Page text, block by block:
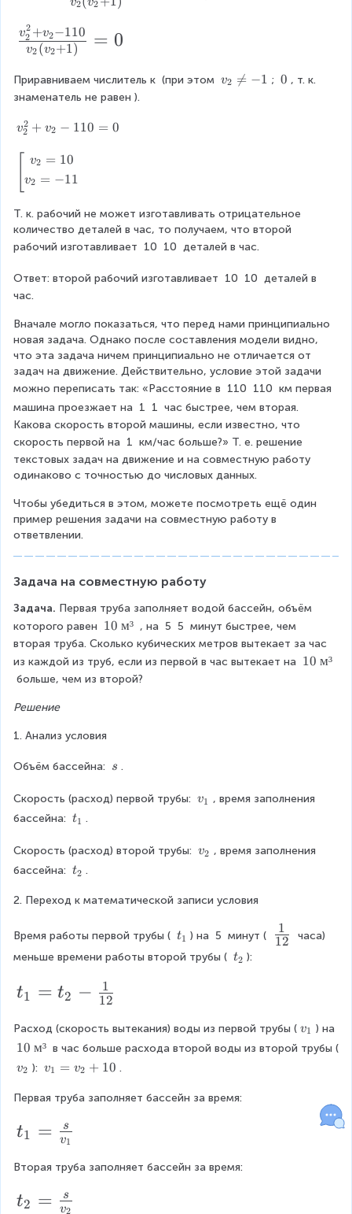
v
{
2
}
}
=
\f
r
a
c
{
1
1
0
}
{
v
_
{
2
}
}
-
1
{
1
0
}
{
_
{
2
}
+
1
}
^
{
/
v
_
{
2
}
}
-
\f
r
a
c
{
1
0
}
{
_
{
2
}
}
{
/
_
{
2
}
+
}
1
^
a
{
1
1
0
_
{
2
}
-
1
1
0
v
_
{
2
}
-
1
1
0
+
v
_
{
2
}
{
2
}
v
_
{
2
}
{
v
_
{
2
}
(
v
{
}
+
2 2
\f
a
c
{
{
2
}
^
{
2
}
+
v
_
{
2
}
-
1
1
0
}
{
v
_
{
2
(
v
_
2
}
+
1
)
=
0
v2 (v2+1)
v2
2 +v2−110 = 0
Приравниваем числитель к (при этом v
-
1
v2 
= −1 ; \
0 , т. к.
знаменатель не равен ).
v
{
}
^
{
2
}
v
_
{
2
}
-
1
1
0
=
0
v2
2 + v2 − 110 = 0
le
ft
[
\
b
e
i
n
{
g
a
t
h
e
r
e
d
}
v
{
2
}
=
0
\
\
v
_
{
2
=
1
\
\
e
d
{
a
h
e
r
d
\
ri
g
h
v2 = 10
v2 = −11
Т. к. рабочий не может изготавливать отрицательное
количество деталей в час, то получаем, что второй
рабочий изготавливает 10 10 деталей в час.
Ответ: второй рабочий изготавливает 10 10 деталей в
час.
Вначале могло показаться, что перед нами принципиально
новая задача. Однако после составления модели видно,
что эта задача ничем принципиально не отличается от
задач на движение. Действительно, условие этой задачи
можно переписать так: «Расстояние в 110 110 км первая
машина проезжает на 1 1 час быстрее, чем вторая.
Какова скорость второй машины, если известно, что
скорость первой на 1 км/час больше?» Т. е. решение
текстовых задач на движение и на совместную работу
одинаково с точностью до числовых данных.
Чтобы убедиться в этом, можете посмотреть ещё один
пример решения задачи на совместную работу в
ответвлении.
Задача на совместную работу
Задача. Первая труба заполняет водой бассейн, объём
которого равен 1
0
\
t
{
³
10 м³ , на 5 5 минут быстрее, чем
вторая труба. Сколько кубических метров вытекает за час
из каждой из труб, если из первой в час вытекает на 1
³
10 м³
больше, чем из второй?
Решение
1. Анализ условия
Объём бассейна: \
s
s .
Скорость (расход) первой трубы: v
v1
, время заполнения
бассейна: t
t1 .
Скорость (расход) второй трубы: v
v2 , время заполнения
бассейна: t
t2 .
2. Переход к математической записи условия
Время работы первой трубы ( t
₁
t1 ) на 5 минут (
\
c
{
12
1
часа)
меньше времени работы второй трубы ( t
t2 ):
t
{
1
}
=
t
_
{
2
t1 = t2 − 12
1
Расход (скорость вытекания) воды из первой трубы ( v
₁
v1 ) на
1
0
t
x
t
м
}
10 м³ в час больше расхода второй воды из второй трубы (
v
v2 ): v
{
}
v
2
v1 = v2 + 10 .
Первая труба заполняет бассейн за время:
t
{
1
t1 = v1
s
Вторая труба заполняет бассейн за время:
t
t2 = v2
s